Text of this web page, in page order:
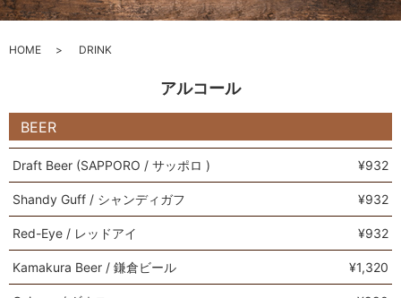
HOME DRINK
アルコール
BEER
Draft Beer (SAPPORO / サッポロ ) ¥932
Shandy Guff / シャンディガフ ¥932
Red-Eye / レッドアイ ¥932
Kamakura Beer / 鎌倉ビール ¥1,320